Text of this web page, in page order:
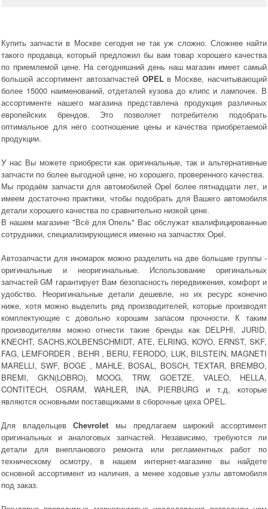
Купить запчасти в Москве сегодня не так уж сложно. Сложнее найти
такого продавца, который предложил бы вам товар хорошего качества
по приемлемой цене. На сегодняшний день наш магазин имеет самый
большой ассортимент автозапчастей OPELв Москве, насчитывающий
более 15000 наименований, отдеталей кузова до клипс и лампочек. В
ассортименте нашего магазина представлена продукция различных
европейских брендов. Это позволяет потребителю подобрать
оптимальное для него соотношение цены и качества приобретаемой
продукции.
У нас Вы можете приобрести как оригинальные, так и альтернативные
запчасти по более выгодной цене, но хорошего, проверенного качества.
Мы продаём запчасти для автомобилей Opel более пятнадцати лет, и
имеем достаточно практики, чтобы подобрать для Вашего автомобиля
детали хорошего качества по сравнительно низкой цене.
В нашем магазине "Всё для Опель" Вас обслужат квалифицированные
сотрудники, специализирующиеся именно на запчастях Opel.
Автозапчасти для иномарок можно разделить на две большие группы -
оригинальные и неоригинальные. Использование оригинальных
запчастей GM гарантирует Вам безопасность передвижения, комфорт и
удобство. Неоригинальные детали дешевле, но их ресурс конечно
ниже, хотя можно выделить ряд производителей, которые производят
комплектующие с довольно хорошим запасом прочности. К таким
производителям можно отнести такие бренды как DELPHI, JURID,
KNECHT, SACHS,KOLBENSCHMIDT, ATE, ELRING, KOYO, ERNST, SKF,
FAG, LEMFORDER , BEHR , BERU, FERODO, LUK, BILSTEIN, MAGNETI
MARELLI, SWF, BOGE , MAHLE, BOSAL, BOSCH, TEXTAR, BREMBO,
BREMI, GKN(LOBRO), MOOG, TRW, GOETZE, VALEO, HELLA,
CONTITECH, OSRAM, WAHLER, INA, PIERBURG и т.д, которые
являются основными поставщиками в сборочные цеха OPEL.
Для владельцевСhevrolet мы предлагаем широкий ассортимент
оригинальных и аналоговых запчастей. Независимо, требуются ли
детали для внепланового ремонта или регламентных работ по
техническому осмотру, в нашем интернет-магазине вы найдете
основной ассортимент из наличия, а менее ходовые узлы автомобиля
под заказ.